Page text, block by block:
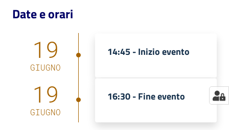
Chiedi al
bibliotecario
Date e orari
19
GIUGNO
14:45 -Inizio evento
19
GIUGNO
16:30 -Fine evento